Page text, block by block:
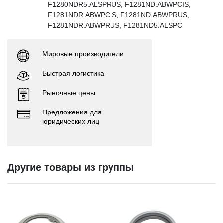
F1280NDR5.ALSPRUS, F1281ND.ABWPCIS,
F1281NDR.ABWPCIS, F1281ND.ABWPRUS,
F1281NDR.ABWPRUS, F1281ND5.ALSPC
Мировые производители
Быстрая логистика
Рыночные цены
Предложения для
юридических лиц
Другие товары из группы